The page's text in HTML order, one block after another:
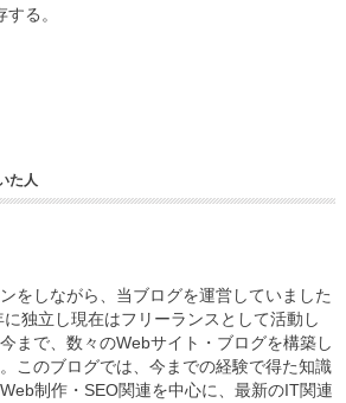
る。
た人
をしながら、当ブログを運営していました
独立し現在はフリーランスとして活動し
まで、数々のWebサイト・ブログを構築し
このブログでは、今までの経験で得た知識
制作・SEO関連を中心に、最新のIT関連